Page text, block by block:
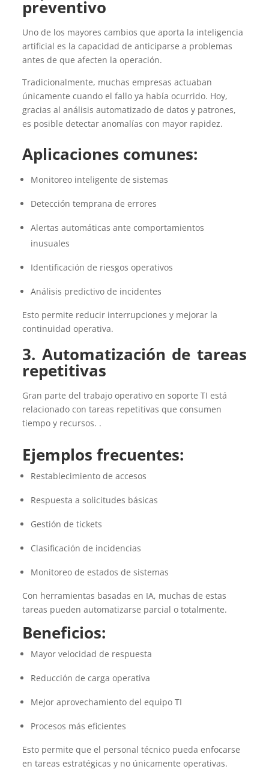
preventivo
Uno de los mayores cambios que aporta la inteligencia
artificial es la capacidad de anticiparse a problemas
antes de que afecten la operación.
Tradicionalmente, muchas empresas actuaban
únicamente cuando el fallo ya había ocurrido. Hoy,
gracias al análisis automatizado de datos y patrones,
es posible detectar anomalías con mayor rapidez.
Aplicaciones comunes:
Monitoreo inteligente de sistemas
Detección temprana de errores
Alertas automáticas ante comportamientos
inusuales
Identificación de riesgos operativos
Análisis predictivo de incidentes
Esto permite reducir interrupciones y mejorar la
continuidad operativa.
3. Automatización de tareas
repetitivas
Gran parte del trabajo operativo en soporte TI está
relacionado con tareas repetitivas que consumen
tiempo y recursos. .
Ejemplos frecuentes:
Restablecimiento de accesos
Respuesta a solicitudes básicas
Gestión de tickets
Clasificación de incidencias
Monitoreo de estados de sistemas
Con herramientas basadas en IA, muchas de estas
tareas pueden automatizarse parcial o totalmente.
Beneficios:
Mayor velocidad de respuesta
Reducción de carga operativa
Mejor aprovechamiento del equipo TI
Procesos más eficientes
Esto permite que el personal técnico pueda enfocarse
en tareas estratégicas y no únicamente operativas.